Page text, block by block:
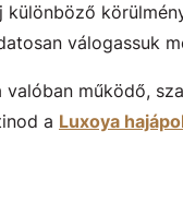
különböző
válogassuk
valóban működő,
a Luxoya